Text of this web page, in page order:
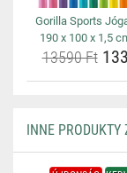
Gorilla Sports
190 x 100 x 1,5
13590 Ft
INNE PRODUKTY